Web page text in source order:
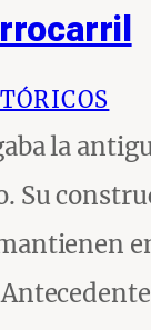
la
Su